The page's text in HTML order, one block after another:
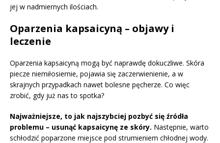
jej w nadmiernych ilościach.
Oparzenia kapsaicyną – objawy i
leczenie
Oparzenia kapsaicyną mogą być naprawdę dokuczliwe. Skóra
piecze niemiłosiernie, pojawia się zaczerwienienie, a w
skrajnych przypadkach nawet bolesne pęcherze. Co więc
zrobić, gdy już nas to spotka?
Najważniejsze, to jak najszybciej pozbyć się źródła
problemu – usunąć kapsaicynę ze skóry. Następnie, warto
schłodzić poparzone miejsce pod strumieniem chłodnej wody.